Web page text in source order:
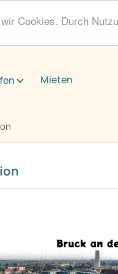
Cookies. Durch
Mieten